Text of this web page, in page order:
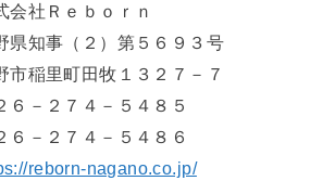
Ｒｅｂｏｒｎ
県知事（２）第５６９３号
稲里町田牧１３２７－７
２７４－５４８５
－２７４－５４８６
reborn-nagano.co.jp/